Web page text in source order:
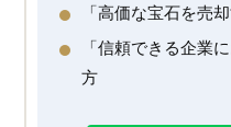
「高価な宝石を売
「信頼できる企業
方